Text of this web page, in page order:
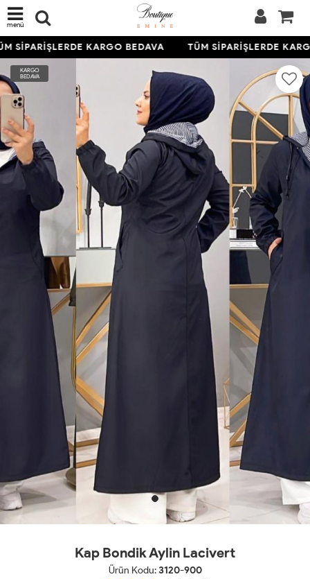
menü
SİPARİŞLERDE KARGO BEDAVA TÜM SİPARİŞLERDE
KARGO
BEDAVA
Kap Bondik Aylin Lacivert
Ürün Kodu:3120-900